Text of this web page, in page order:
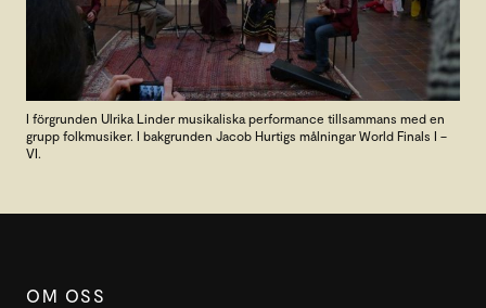
I förgrunden Ulrika Linder musikaliska performance tillsammans med en
grupp folkmusiker. I bakgrunden Jacob Hurtigs målningar World Finals I –
VI.
OM OSS